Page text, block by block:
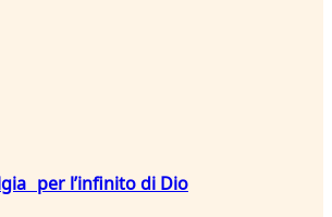
per l’infinito di Dio